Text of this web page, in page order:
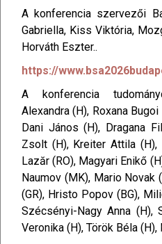
A konferencia szervezői
Gabriella, Kiss Viktória,
Horváth Eszter..
https://
A konferencia
Alexandra (H), Roxana
Dani János (H), Dragana
Zsolt (H), Kreiter Attila (H),
Lazăr (RO), Magyari Enikő
Naumov (MK), Mario Novak
(GR), Hristo Popov (BG),
Szécsényi-Nagy Anna
Veronika (H), Török Béla